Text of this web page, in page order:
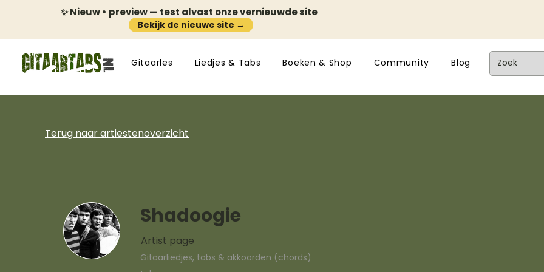
✨ Nieuw • preview — test alvast onze vernieuwde site
Bekijk de nieuwe site →
Gitaarles Liedjes & Tabs Boeken & Shop Community Blog
Terug naar artiestenoverzicht
Shadoogie
Artist page
Gitaarliedjes, tabs & akkoorden (chords)